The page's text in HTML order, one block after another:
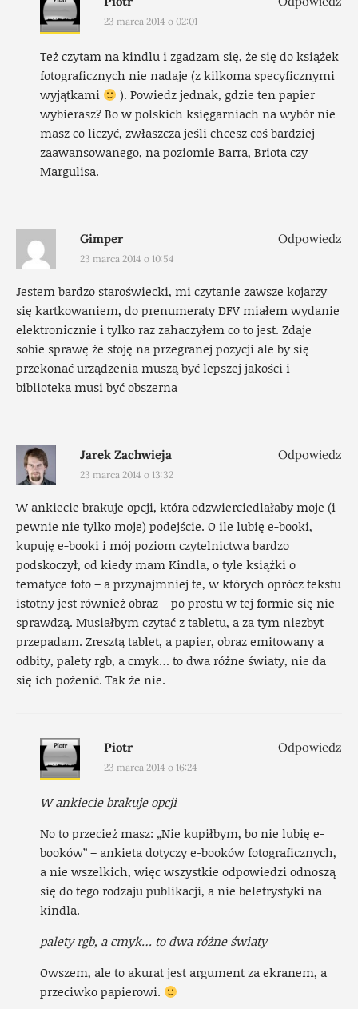
23 marca 2014 o 02:01
Też czytam na kindlu i zgadzam się, że się do książek
fotograficznych nie nadaje (z kilkoma specyficznymi
wyjątkami
). Powiedz jednak, gdzie ten papier
wybierasz? Bo w polskich księgarniach na wybór nie
masz co liczyć, zwłaszcza jeśli chcesz coś bardziej
zaawansowanego, na poziomie Barra, Briota czy
Margulisa.
Gimper
23 marca 2014 o 10:54
Jestem bardzo staroświecki, mi czytanie zawsze kojarzy
się kartkowaniem, do prenumeraty DFV miałem wydanie
elektronicznie i tylko raz zahaczyłem co to jest. Zdaje
sobie sprawę że stoję na przegranej pozycji ale by się
przekonać urządzenia muszą być lepszej jakości i
biblioteka musi być obszerna
Odpowiedz
Jarek Zachwieja
23 marca 2014 o 13:32
W ankiecie brakuje opcji, która odzwierciedlałaby moje (i
pewnie nie tylko moje) podejście. O ile lubię e-booki,
kupuję e-booki i mój poziom czytelnictwa bardzo
podskoczył, od kiedy mam Kindla, o tyle książki o
tematyce foto – a przynajmniej te, w których oprócz tekstu
istotny jest również obraz – po prostu w tej formie się nie
sprawdzą. Musiałbym czytać z tabletu, a za tym niezbyt
przepadam. Zresztą tablet, a papier, obraz emitowany a
odbity, palety rgb, a cmyk… to dwa różne światy, nie da
się ich pożenić. Tak że nie.
Odpowiedz
Piotr
23 marca 2014 o 16:24
W ankiecie brakuje opcji
No to przecież masz: „Nie kupiłbym, bo nie lubię e-
booków” – ankieta dotyczy e-booków fotograficznych,
a nie wszelkich, więc wszystkie odpowiedzi odnoszą
się do tego rodzaju publikacji, a nie beletrystyki na
kindla.
palety rgb, a cmyk… to dwa różne światy
Owszem, ale to akurat jest argument za ekranem, a
przeciwko papierowi.
Odpowiedz